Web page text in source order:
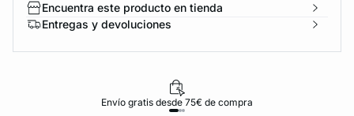
Encuentra este producto en tienda
Entregas y devoluciones
Envío gratis desde 75€ de compra